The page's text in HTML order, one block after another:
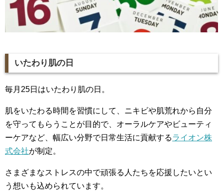
いたわり肌の日
毎月25日はいたわり肌の日。
肌をいたわる時間を習慣にして、ニキビや肌荒れから自分
を守ってもらうことが目的で、オーラルケアやビューティ
ーケアなど、幅広い分野で日常生活に貢献するライオン株
式会社が制定。
さまざまなストレスの中で頑張る人たちを応援したいとい
う想いも込められています。